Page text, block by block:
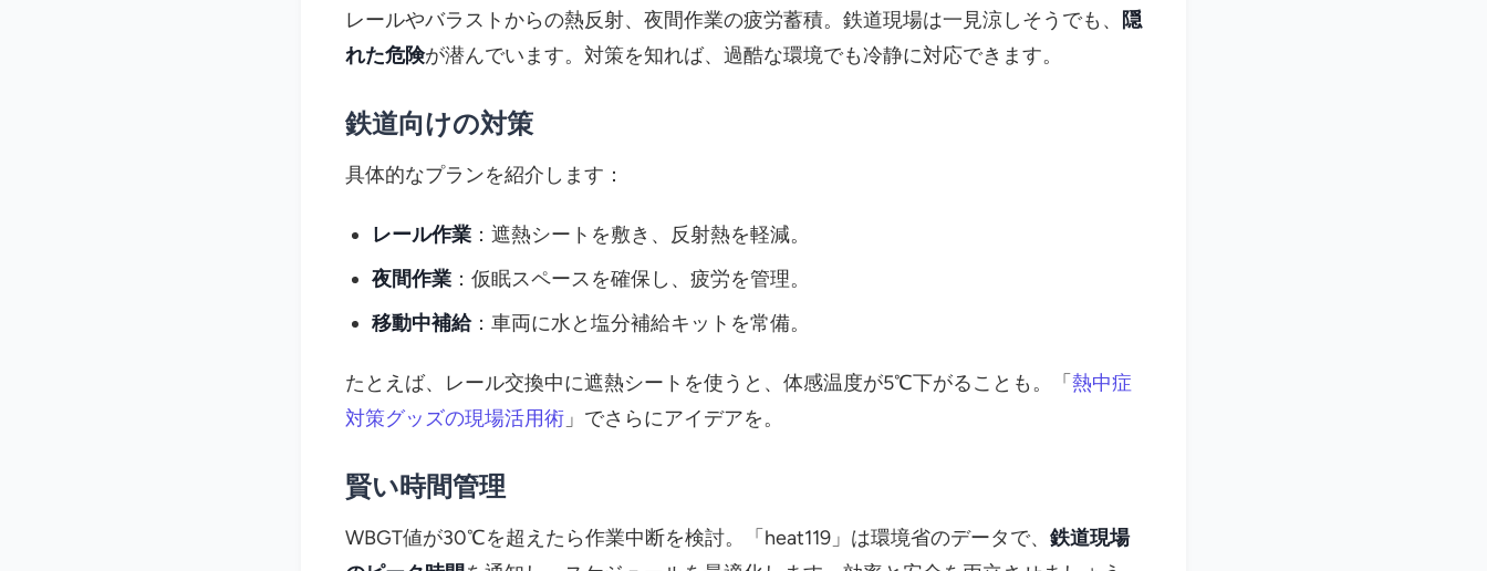
レールやバラストからの熱反射、夜間作業の疲労蓄積。鉄道現場は一見涼しそうでも、 隠
れた危険が潜んでいます。対策を知れば、過酷な環境でも冷静に対応できます。
鉄道向けの対策
具体的なプランを紹介します：
レール作業 ：遮熱シートを敷き、反射熱を軽減。
夜間作業 ：仮眠スペースを確保し、疲労を管理。
移動中補給：車両に水と塩分補給キットを常備。
たとえば、レール交換中に遮熱シートを使うと、体感温度が5℃下がることも。「 熱中症
対策グッズの現場活用術 」でさらにアイデアを。
賢い時間管理
WBGT値が30℃を超えたら作業中断を検討。「heat119」は環境省のデータで、 鉄道現場